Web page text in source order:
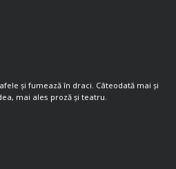
și fumează în draci. Câteodată mai și
mai ales proză și teatru.